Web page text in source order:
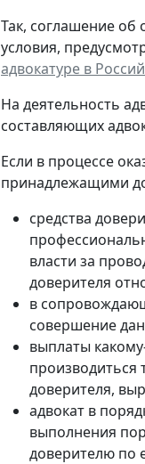
Так, соглашение
условия,
адвокатуре в
На деятельность
составляющих
Если в процессе
принадлежащими
средства
власти за
доверителя
в
совершение
выплаты
производиться
доверителя,
адвокат в
выполнения
доверителю по